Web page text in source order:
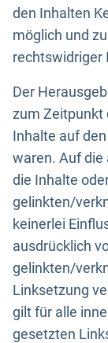
den Inhalten
möglich und
rechtswidriger
Der
zum Zeitpunkt
Inhalte auf
waren. Auf die
die Inhalte
gelinkten/
keinerlei
ausdrücklich
gelinkten/
Linksetzung
gilt für alle
gesetzten